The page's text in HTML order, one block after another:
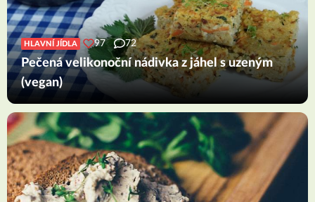
HLAVNÍ JÍDLA 97 72
Pečená velikonoční nádivka z jáhel s uzeným
(vegan)